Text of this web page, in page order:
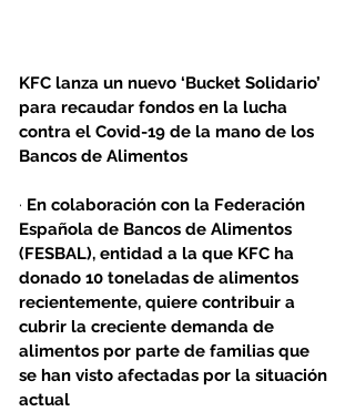
KFC lanza un nuevo ‘Bucket Solidario’
para recaudar fondos en la lucha
contra el Covid-19 de la mano de los
Bancos de Alimentos
· En colaboración con la Federación
Española de Bancos de Alimentos
(FESBAL), entidad a la que KFC ha
donado 10 toneladas de alimentos
recientemente, quiere contribuir a
cubrir la creciente demanda de
alimentos por parte de familias que
se han visto afectadas por la situación
actual